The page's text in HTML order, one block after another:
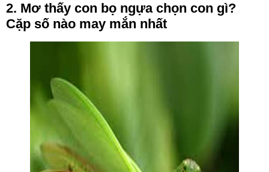
2. Mơ thấy con bọ ngựa chọn con gì?
Cặp số nào may mắn nhất